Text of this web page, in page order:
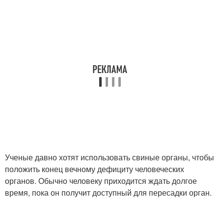
Ученые давно хотят использовать свиные органы, чтобы
положить конец вечному дефициту человеческих
органов. Обычно человеку приходится ждать долгое
время, пока он получит доступный для пересадки орган.